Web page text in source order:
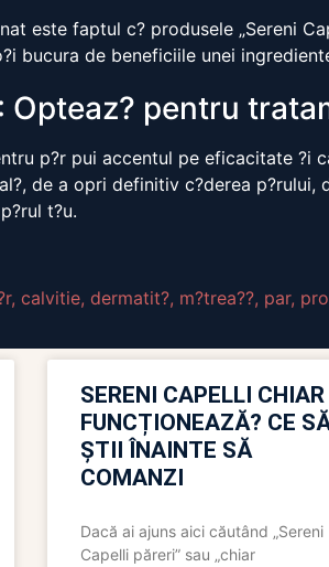
este faptul c? produsele „Sereni
bucura de beneficiile unei
: Opteaz? pentru
p?r pui accentul pe eficacitate ?i
de a opri definitiv c?derea
t?u.
, calvitie, dermatit?, m?trea??, par,
SERENI CAPELLI CHIAR
FUNCȚIONEAZĂ? CE
ȘTII ÎNAINTE SĂ
COMANZI
Dacă ai ajuns aici căutând „Sereni
Capelli păreri” sau „chiar